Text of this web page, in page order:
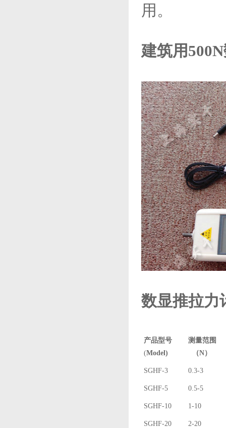
用。
建筑用
数显推拉力
产品型号
(Model)
测量范围
（N）
SGHF-3 0.3-3
SGHF-5 0.5-5
SGHF-10 1-10
SGHF-20 2-20